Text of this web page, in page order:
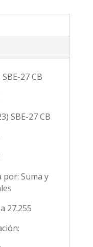
27 CB
SBE-27 CB
Suma y
27.255